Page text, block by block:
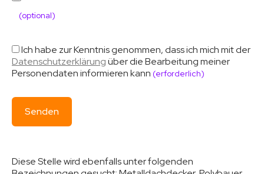
(optional)
Ich habe zur Kenntnis genommen, dass ich mich mit der
Datenschutzerklärungüber die Bearbeitung meiner
Personendaten informieren kann (erforderlich)
Diese Stelle wird ebenfalls unter folgenden